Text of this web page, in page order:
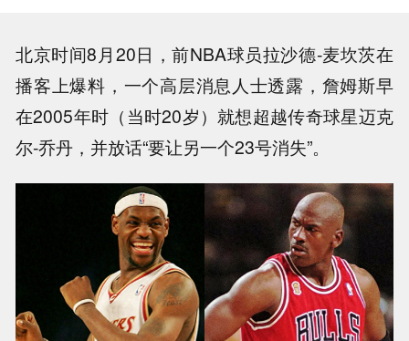
北京时间8月20日，前NBA球员拉沙德-麦坎茨在
播客上爆料，一个高层消息人士透露，詹姆斯早
在2005年时（当时20岁）就想超越传奇球星迈克
尔-乔丹，并放话“要让另一个23号消失”。